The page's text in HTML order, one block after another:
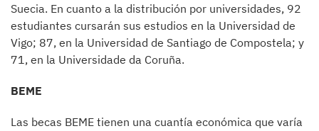
Suecia. En cuanto a la distribución por universidades, 92
estudiantes cursarán sus estudios en la Universidad de
Vigo; 87, en la Universidad de Santiago de Compostela; y
71, en la Universidade da Coruña.
BEME
Las becas BEME tienen una cuantía económica que varía